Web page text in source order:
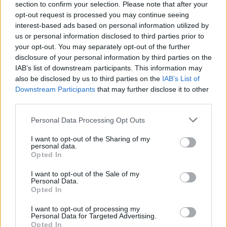
section to confirm your selection. Please note that after your
opt-out request is processed you may continue seeing
interest-based ads based on personal information utilized by
us or personal information disclosed to third parties prior to
your opt-out. You may separately opt-out of the further
disclosure of your personal information by third parties on the
IAB’s list of downstream participants. This information may
also be disclosed by us to third parties on the IAB’s List of
Downstream Participants that may further disclose it to other
Personal Data Processing Opt Outs
I want to opt-out of the Sharing of my
personal data.
Opted In
I want to opt-out of the Sale of my
Personal Data.
Opted In
I want to opt-out of processing my
Personal Data for Targeted Advertising.
Opted In
20. julij 2026
Opozorilo:Po 297. členu Kazenskega zakonika je
posameznik kazensko odgovoren za javno spodbujanje
sovraštva, nasilja ali nestrpnosti. Komentarji z žaljivimi,
Failed to fetch
Občina Šoštanj je pričela z obnovo vodovoda in
kanalizacije na območju Penšek v Florjanu
(VIDEO) "Mislil sem, da je konec": Lastnik
velenjske picerije o padcu s padalom na